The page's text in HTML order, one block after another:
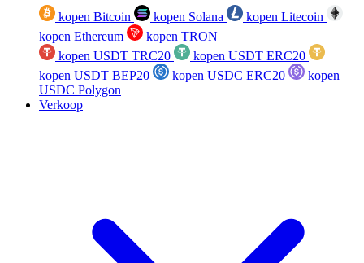
kopen Bitcoin kopen Solana
kopen Litecoin
kopen Ethereum
kopen TRON
kopen USDT TRC20
kopen USDT ERC20
kopen USDT BEP20
kopen USDC ERC20
kopen
USDC Polygon
Verkoop